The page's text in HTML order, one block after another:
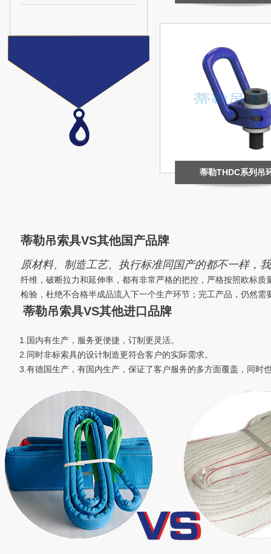
蒂勒THDC系列吊
蒂勒吊索具VS其他国产品牌
原材料、制造工艺、执行标准同国产的都不一样，
纤维，破断拉力和延伸率，都有非常严格的把控，严格按照欧标
检验，杜绝不合格半成品流入下一个生产环节；完工产品，仍然
蒂勒吊索具VS其他进口品牌
1.国内有生产，服务更便捷，订制更灵活。
2.同时非标索具的设计制造更符合客户的实际需求。
3.有德国生产，有国内生产，保证了客户服务的多方面覆盖，同时